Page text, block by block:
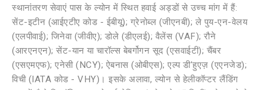
स्थानांतरण सेवाएं पास के ल्योन में स्थित हवाई अड्डों से उच्च मांग में हैं:
सेंट-इटीन (आईएटीए कोड - ईबीयू); ग्रेनोब्ल (जीएनबी); ले पुय-एन-वेलय
(एलपीवाई); जिनेवा (जीवीए); डोले (डीएलई); वैलेंस (VAF); रौने
(आरएनएन); सेंट-यान या चारॉल्स बेबर्गोगन सूद (एसवाईटी); चैंबर
(एसएमएफ); एनेसी (NCY); ऐबनास (ओबीएस); एल्प डी'हुएज़ (एएनजेड);
विची (IATA कोड - VHY)। इसके अलावा, ल्योन से हेलीकॉप्टर लैंडिंग